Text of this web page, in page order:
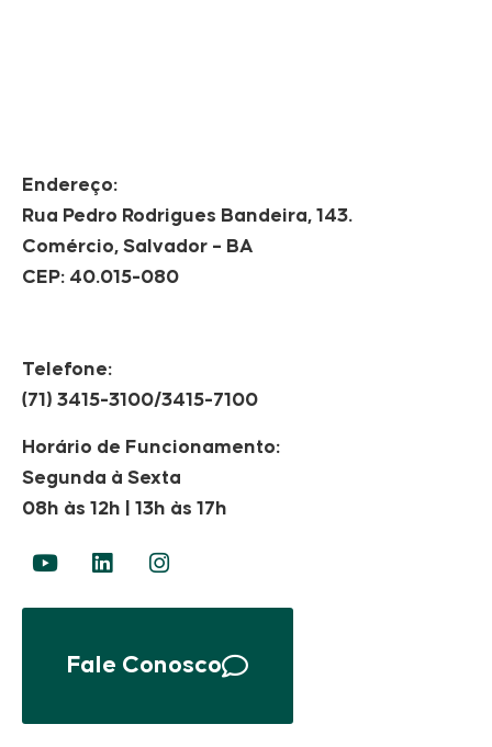
Endereço:
Rua Pedro Rodrigues Bandeira, 143.
Comércio, Salvador – BA
CEP: 40.015-080
Telefone:
(71) 3415-3100/3415-7100
Horário de Funcionamento:
Segunda à Sexta
08h às 12h | 13h às 17h
Fale Conosco